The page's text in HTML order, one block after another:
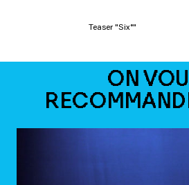
Teaser "Six°"
ON